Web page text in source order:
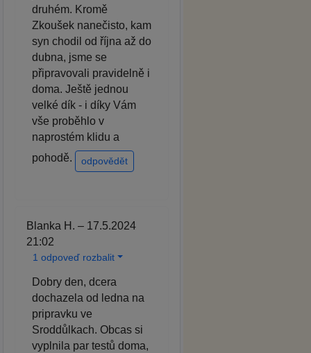
druhém. Kromě
Zkoušek nanečisto, kam
syn chodil od října až do
dubna, jsme se
připravovali pravidelně i
doma. Ještě jednou
velké dík - i díky Vám
vše proběhlo v
naprostém klidu a
pohodě.
odpovědět
Blanka H. – 17.5.2024
21:02
1 odpoveď rozbalit
Dobry den, dcera
dochazela od ledna na
pripravku ve
Sroddůlkach. Obcas si
vyplnila par testů doma,